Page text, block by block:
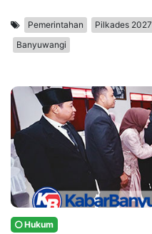
Pemerintahan Pilkades 2027
Banyuwangi
Hukum